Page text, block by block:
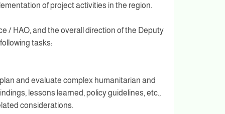
of project activities in the region.
/ HAO, and the overall direction of the Deputy
tasks:
and evaluate complex humanitarian and
lessons learned, policy guidelines, etc.,
considerations.